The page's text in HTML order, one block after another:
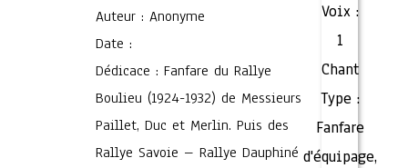
Auteur : Anonyme
Date :
Dédicace : Fanfare du Rallye
Boulieu (1924-1932) de Messieurs
Paillet, Duc et Merlin. Puis des
Rallye Savoie – Rallye Dauphiné
Voix :
1
Chant
Type :
Fanfare
d'équipage,